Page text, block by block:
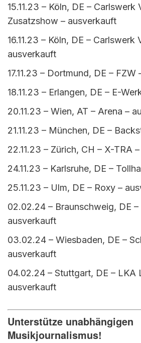
15.11.23 – Köln, DE – Carlswerk
Zusatzshow – ausverkauft
16.11.23 – Köln, DE – Carlswerk
ausverkauft
17.11.23 – Dortmund, DE –
18.11.23 – Erlangen, DE – E-
20.11.23 – Wien, AT – Arena –
21.11.23 – München, DE –
22.11.23 – Zürich, CH – X-TRA
24.11.23 – Karlsruhe, DE –
25.11.23 – Ulm, DE – Roxy –
02.02.24 – Braunschweig, DE –
ausverkauft
03.02.24 – Wiesbaden, DE –
ausverkauft
04.02.24 – Stuttgart, DE – LKA
ausverkauft
Unterstütze unabhängigen
Musikjournalismus!